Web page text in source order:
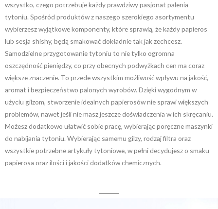
wszystko, czego potrzebuje każdy prawdziwy pasjonat palenia
tytoniu. Spośród produktów z naszego szerokiego asortymentu
wybierzesz wyjątkowe komponenty, które sprawią, że każdy papieros
lub sesja shishy, będą smakować dokładnie tak jak zechcesz.
Samodzielne przygotowanie tytoniu to nie tylko ogromna
oszczędność pieniędzy, co przy obecnych podwyżkach cen ma coraz
większe znaczenie. To przede wszystkim możliwość wpływu na jakość,
aromat i bezpieczeństwo palonych wyrobów. Dzięki wygodnym w
użyciu gilzom, stworzenie idealnych papierosów nie sprawi większych
problemów, nawet jeśli nie masz jeszcze doświadczenia w ich skręcaniu.
Możesz dodatkowo ułatwić sobie pracę, wybierając poręczne maszynki
do nabijania tytoniu. Wybierając samemu gilzy, rodzaj filtra oraz
wszystkie potrzebne artykuły tytoniowe, w pełni decydujesz o smaku
papierosa oraz ilości i jakości dodatków chemicznych.